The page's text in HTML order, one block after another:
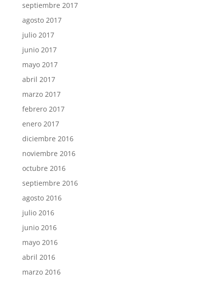
septiembre 2017
agosto 2017
julio 2017
junio 2017
mayo 2017
abril 2017
marzo 2017
febrero 2017
enero 2017
diciembre 2016
noviembre 2016
octubre 2016
septiembre 2016
agosto 2016
julio 2016
junio 2016
mayo 2016
abril 2016
marzo 2016